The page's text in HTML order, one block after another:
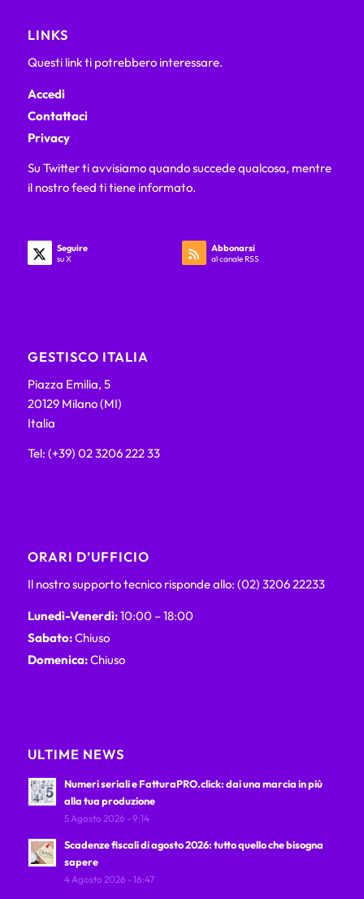
LINKS
Questi link ti potrebbero interessare.
Accedi
Contattaci
Privacy
Su Twitter ti avvisiamo quando succede qualcosa, mentre
il nostro feed ti tiene informato.
Seguire
su X
Abbonarsi
al canale RSS
GESTISCO ITALIA
Piazza Emilia, 5
20129 Milano (MI)
Italia
Tel: (+39) 02 3206 222 33
ORARI D’UFFICIO
Il nostro supporto tecnico risponde allo: (02) 3206 22233
Lunedì-Venerdì:10:00 – 18:00
Sabato:Chiuso
Domenica:Chiuso
ULTIME NEWS
Numeri seriali e FatturaPRO.click: dai una marcia in più
alla tua produzione
5 Agosto 2026 - 9:14
Scadenze fiscali di agosto 2026: tutto quello che bisogna
sapere
4 Agosto 2026 - 16:47